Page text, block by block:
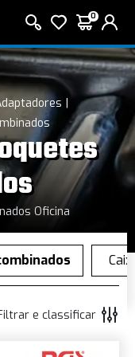
0
Oficina
e classificar